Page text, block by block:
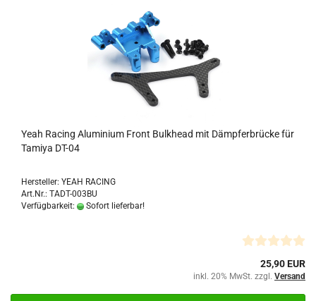
Yeah Racing Aluminium Front Bulkhead mit Dämpferbrücke für
Tamiya DT-04
Hersteller: YEAH RACING
Art.Nr.: TADT-003BU
Verfügbarkeit:
Sofort lieferbar!
25,90 EUR
inkl. 20% MwSt. zzgl. Versand